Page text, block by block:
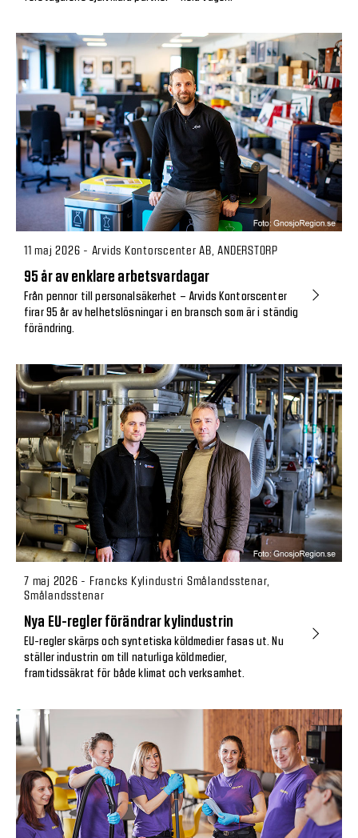
11 maj 2026 - Arvids Kontorscenter AB, ANDERSTORP
95 år av enklare arbetsvardagar
Från pennor till personalsäkerhet – Arvids Kontorscenter
firar 95 år av helhetslösningar i en bransch som är i ständig
förändring.
7 maj 2026 - Francks Kylindustri Smålandsstenar,
Smålandsstenar
Nya EU-regler förändrar kylindustrin
EU-regler skärps och syntetiska köldmedier fasas ut. Nu
ställer industrin om till naturliga köldmedier,
framtidssäkrat för både klimat och verksamhet.